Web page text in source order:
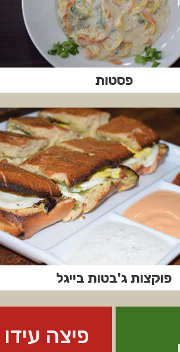
פסטות
פוקצות ג'בטות בייגל
פיצה עידו